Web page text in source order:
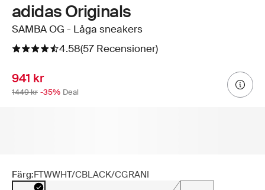
adidas Originals
SAMBA OG - Låga sneakers
4.58(57 Recensioner)
941 kr
1449 kr -35% Deal
Färg:FTWWHT/CBLACK/CGRANI